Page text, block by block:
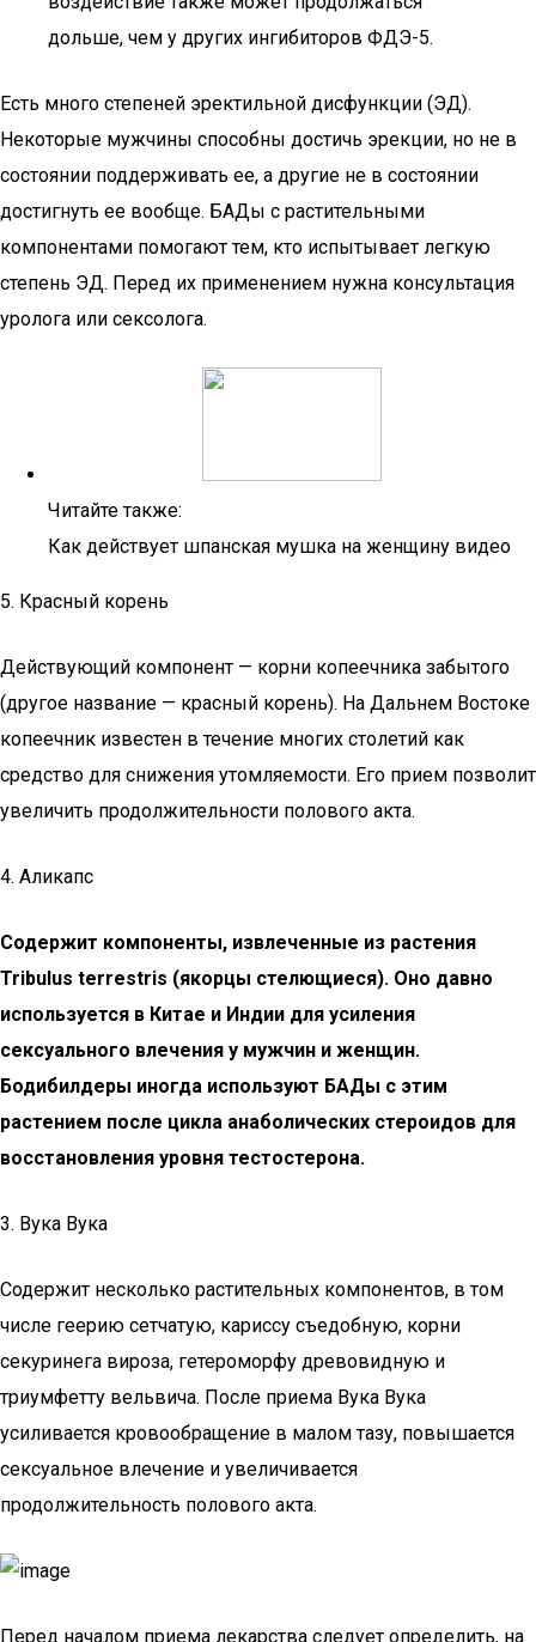
дольше, чем у других ингибиторов ФДЭ-5.
Есть много степеней эректильной дисфункции (ЭД).
Некоторые мужчины способны достичь эрекции, но не в
состоянии поддерживать ее, а другие не в состоянии
достигнуть ее вообще. БАДы с растительными
компонентами помогают тем, кто испытывает легкую
степень ЭД. Перед их применением нужна консультация
уролога или сексолога.
Читайте также:
Как действует шпанская мушка на женщину видео
5. Красный корень
Действующий компонент — корни копеечника забытого
(другое название — красный корень). На Дальнем Востоке
копеечник известен в течение многих столетий как
средство для снижения утомляемости. Его прием позволит
увеличить продолжительности полового акта.
4. Аликапс
Содержит компоненты, извлеченные из растения
Tribulus terrestris (якорцы стелющиеся). Оно давно
используется в Китае и Индии для усиления
сексуального влечения у мужчин и женщин.
Бодибилдеры иногда используют БАДы с этим
растением после цикла анаболических стероидов для
восстановления уровня тестостерона.
3. Вука Вука
Содержит несколько растительных компонентов, в том
числе геерию сетчатую, кариссу съедобную, корни
секуринега вироза, гетероморфу древовидную и
триумфетту вельвича. После приема Вука Вука
усиливается кровообращение в малом тазу, повышается
сексуальное влечение и увеличивается
продолжительность полового акта.
Перед началом приема лекарства следует определить, на